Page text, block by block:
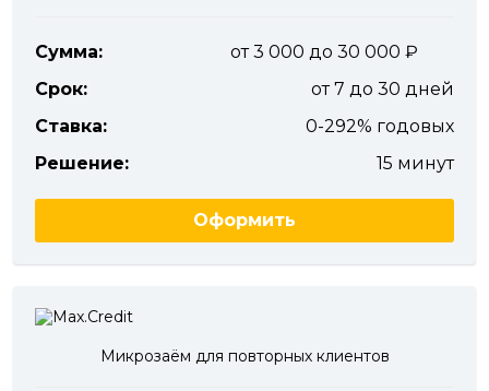
Сумма:
от 3 000 до 30 000
Срок:
от 7 до 30 дней
Ставка:
0-292% годовых
Решение:
15 минут
Оформить
Микрозаём для повторных клиентов